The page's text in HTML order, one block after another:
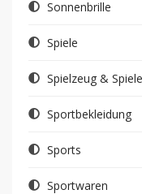
Sonnenbrille
Spiele
Spielzeug & Spiele
Sportbekleidung
Sports
Sportwaren